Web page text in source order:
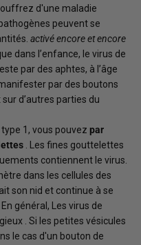
d'une maladie
peuvent se
activé encore et encore
dans l’enfance, le virus de
par des aphtes, à l’âge
par des boutons
d’autres parties du
1, vous pouvez par
. Les fines gouttelettes
contiennent le virus.
dans les cellules des
son nid et continue à se
général, Les virus de
. Si les petites vésicules
le cas d'un bouton de